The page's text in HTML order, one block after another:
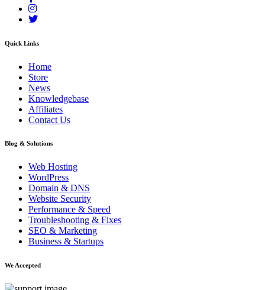
Quick Links
Home
Store
News
Knowledgebase
Affiliates
Contact Us
Blog & Solutions
Web Hosting
WordPress
Domain & DNS
Website Security
Performance & Speed
Troubleshooting & Fixes
SEO & Marketing
Business & Startups
We Accepted